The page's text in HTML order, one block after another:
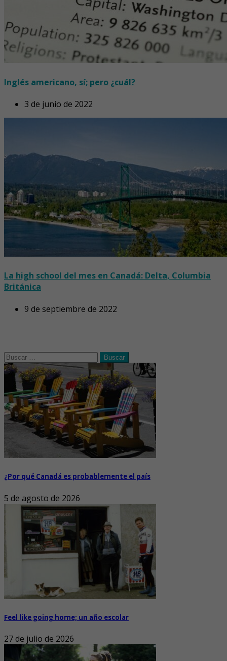
Inglés americano, sí; pero ¿cuál?
3 de junio de 2022
La high school del mes en Canadá: Delta, Columbia
Británica
9 de septiembre de 2022
Buscar:
¿Por qué Canadá es probablemente el país
5 de agosto de 2026
Feel like going home; un año escolar
27 de julio de 2026